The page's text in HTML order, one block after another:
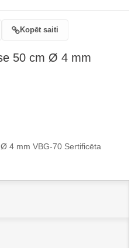
Kopēt saiti
50 cm Ø 4 mm
4 mm VBG-70 Sertificēta